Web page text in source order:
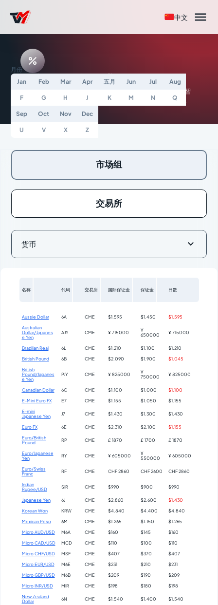
中文 

期货保证金要求
深入了解期货交易的经济指标的具体情况，并采取更明智
和更具战略性的方法，自信地在期货市场执行您的操作。
月份
Jan
F
Feb
G
Mar
H
Apr
J
五月
K
Jun
M
Jul
N
Aug
Q
Sep
U
Oct
V
Nov
X
Dec
Z
市场组
交易所
货币 
名称 代码 交易所 国际保证金 保证金 日数
Aussie Dollar 6A CME $1.595 $1.450
$1.595
Australian
Dollar/Japanes
e Yen
AJY CME ¥ 715000
¥
650000
¥ 715000
Brazilian Real 6L CME $1.210 $1.100
$1.210
British Pound
6B CME $2.090 $1.900
$1.045
British
Pound/Japanes
e Yen
PJY CME ¥ 825000
¥
750000
¥ 825000
Canadian Dollar 6C CME $1.100 $1.000
$1.100
E-Mini Euro FX
E7 CME $1.155 $1.050
$1.155
E-mini
Japanese Yen
J7 CME $1.430 $1.300 $1.430
Euro FX 6E CME $2.310 $2.100
$1.155
Euro/British
Pound
RP CME £ 1870 £ 1700 £ 1870
Euro/Japanese
Yen
RY CME ¥ 605000
¥
550000
¥ 605000
Euro/Swiss
Franc
RF CME CHF 2860 CHF 2600 CHF 2860
Indian
Rupee/USD
SIR CME $990 $900 $990
Japanese Yen 6J CME $2.860 $2.600
$1.430
Korean Won
KRW CME $4.840 $4.400
$4.840
Mexican Peso
6M CME $1.265 $1.150
$1.265
Micro AUD/USD
M6A CME $160 $145
$160
Micro CAD/USD
MCD CME $110 $100
$110
Micro CHF/USD
MSF CME $407 $370
$407
Micro EUR/USD
M6E CME $231 $210
$231
Micro GBP/USD
M6B CME $209 $190
$209
Micro INR/USD
MIR CME $198 $180
$198
New Zealand
Dollar
6N CME $1.540 $1.400 $1.540